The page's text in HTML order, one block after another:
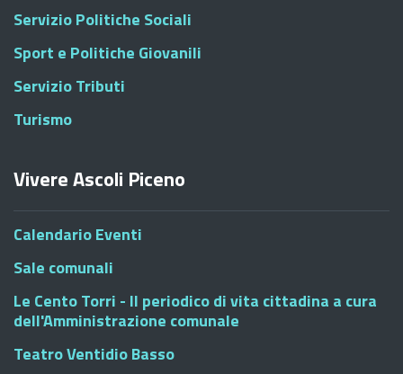
Servizio Politiche Sociali
Sport e Politiche Giovanili
Servizio Tributi
Turismo
Vivere Ascoli Piceno
Calendario Eventi
Sale comunali
Le Cento Torri - Il periodico di vita cittadina a cura
dell'Amministrazione comunale
Teatro Ventidio Basso